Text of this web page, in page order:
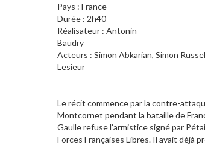
Pays : France
Durée : 2h40
Réalisateur : Antonin
Acteurs : Simon Abkarian, Simon
Lesieur
Le récit commence par la contre-
Montcornet pendant la bataille de
Gaulle refuse l’armistice signé par
Forces Françaises Libres. Il avait déjà